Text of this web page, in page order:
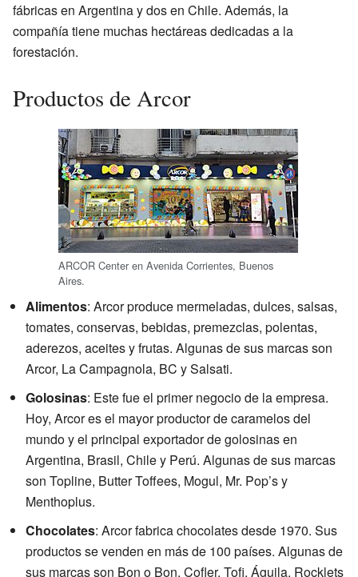
fábricas en Argentina y dos en Chile. Además, la
compañía tiene muchas hectáreas dedicadas a la
forestación.
Productos de Arcor
ARCOR Center en Avenida Corrientes, Buenos
Aires.
Alimentos: Arcor produce mermeladas, dulces, salsas,
tomates, conservas, bebidas, premezclas, polentas,
aderezos, aceites y frutas. Algunas de sus marcas son
Arcor, La Campagnola, BC y Salsati.
Golosinas: Este fue el primer negocio de la empresa.
Hoy, Arcor es el mayor productor de caramelos del
mundo y el principal exportador de golosinas en
Argentina, Brasil, Chile y Perú. Algunas de sus marcas
son Topline, Butter Toffees, Mogul, Mr. Pop’s y
Menthoplus.
Chocolates: Arcor fabrica chocolates desde 1970. Sus
productos se venden en más de 100 países. Algunas de
sus marcas son Bon o Bon, Cofler, Tofi, Águila, Rocklets